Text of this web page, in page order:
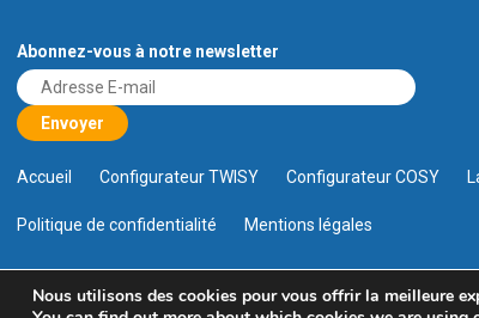
Abonnez-vous à notre newsletter
Accueil Configurateur TWISY Configurateur COSY
Politique de confidentialité Mentions légales
Tous droits
Nous utilisons des cookies pour vous offrir la meilleure